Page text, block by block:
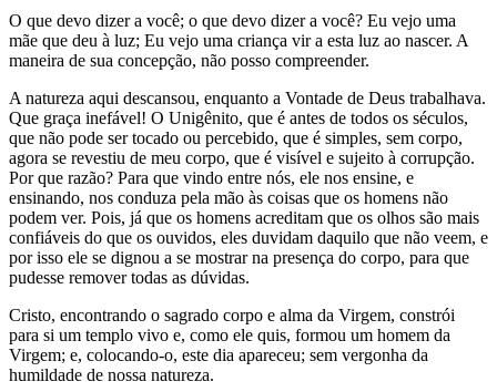
O que devo dizer a você; o que devo dizer a você? Eu vejo uma
mãe que deu à luz; Eu vejo uma criança vir a esta luz ao nascer. A
maneira de sua concepção, não posso compreender.
A natureza aqui descansou, enquanto a Vontade de Deus trabalhava.
Que graça inefável! O Unigênito, que é antes de todos os séculos,
que não pode ser tocado ou percebido, que é simples, sem corpo,
agora se revestiu de meu corpo, que é visível e sujeito à corrupção.
Por que razão? Para que vindo entre nós, ele nos ensine, e
ensinando, nos conduza pela mão às coisas que os homens não
podem ver. Pois, já que os homens acreditam que os olhos são mais
confiáveis ​​do que os ouvidos, eles duvidam daquilo que não veem, e
por isso ele se dignou a se mostrar na presença do corpo, para que
pudesse remover todas as dúvidas.
Cristo, encontrando o sagrado corpo e alma da Virgem, constrói
para si um templo vivo e, como ele quis, formou um homem da
Virgem; e, colocando-o, este dia apareceu; sem vergonha da
humildade de nossa natureza.